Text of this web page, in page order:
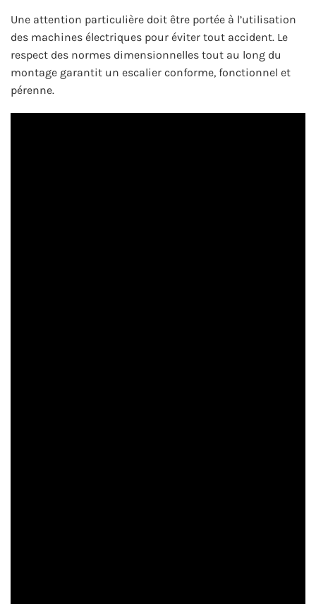
Une attention particulière doit être portée à l’utilisation
des machines électriques pour éviter tout accident. Le
respect des normes dimensionnelles tout au long du
montage garantit un escalier conforme, fonctionnel et
pérenne.